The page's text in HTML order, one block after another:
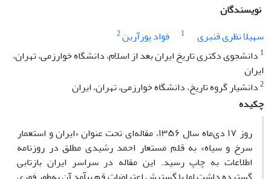
نویسندگان
سهیلا نظری قنبری
1 فواد پورآرین2
1 دانشجوی دکتری تاریخ ایران بعد از اسلام، دانشگاه خوارزمی، تهران،
ایران
2دانشیار گروه تاریخ، دانشگاه خوارزمی، تهران، ایران
چکیده
روز ۱۷ دی‌ماه سال ۱۳۵۶، مقاله‌ای تحت عنوان «ایران و استعمار
سرخ و سیاه» به قلم مستعار احمد رشیدی مطلق در روزنامه
اطلاعات به چاپ رسید. این مقاله در سراسر ایران بازتابی